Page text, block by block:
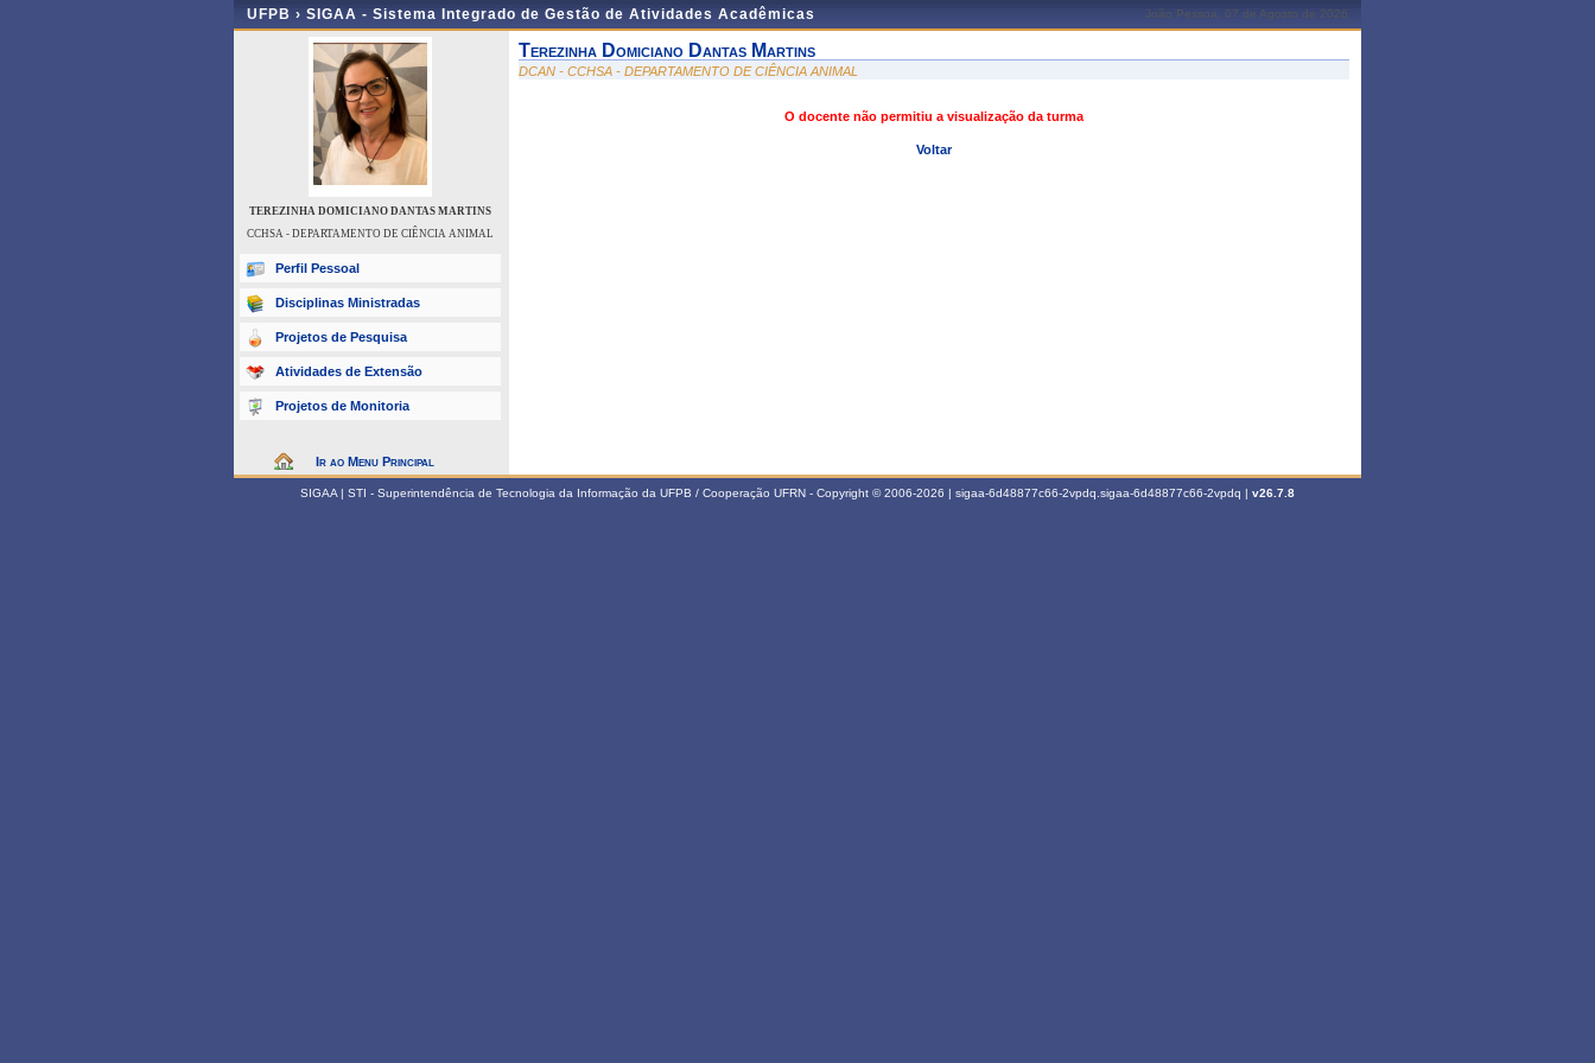
UFPB › SIGAA - Sistema Integrado de Gestão de Atividades Acadêmicas João Pessoa, 07 de Agosto de 2026
TEREZINHA DOMICIANO DANTAS MARTINS
CCHSA - DEPARTAMENTO DE CIÊNCIA ANIMAL
Perfil Pessoal
Disciplinas Ministradas
Projetos de Pesquisa
Atividades de Extensão
Projetos de Monitoria
Ir ao Menu Principal
Terezinha Domiciano Dantas Martins
DCAN - CCHSA - DEPARTAMENTO DE CIÊNCIA ANIMAL
O docente não permitiu a visualização da turma
Voltar
SIGAA | STI - Superintendência de Tecnologia da Informação da UFPB / Cooperação UFRN - Copyright © 2006-2026 | sigaa-6d48877c66-2vpdq.sigaa-6d48877c66-2vpdq | v26.7.8